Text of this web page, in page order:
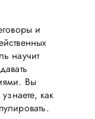
и
научит
Вы
как